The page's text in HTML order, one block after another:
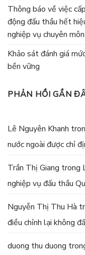
Thông báo về việc
động đấu thầu hết
nghiệp vụ chuyên
Khảo sát đánh giá
bền vững
PHẢN HỒI GẦN
Lê Nguyên Khanh
nước ngoài được chỉ
Trần Thị Giang trong
nghiệp vụ đấu thầu
Nguyễn Thị Thu Hà
điều chỉnh lại không
duong thu duong